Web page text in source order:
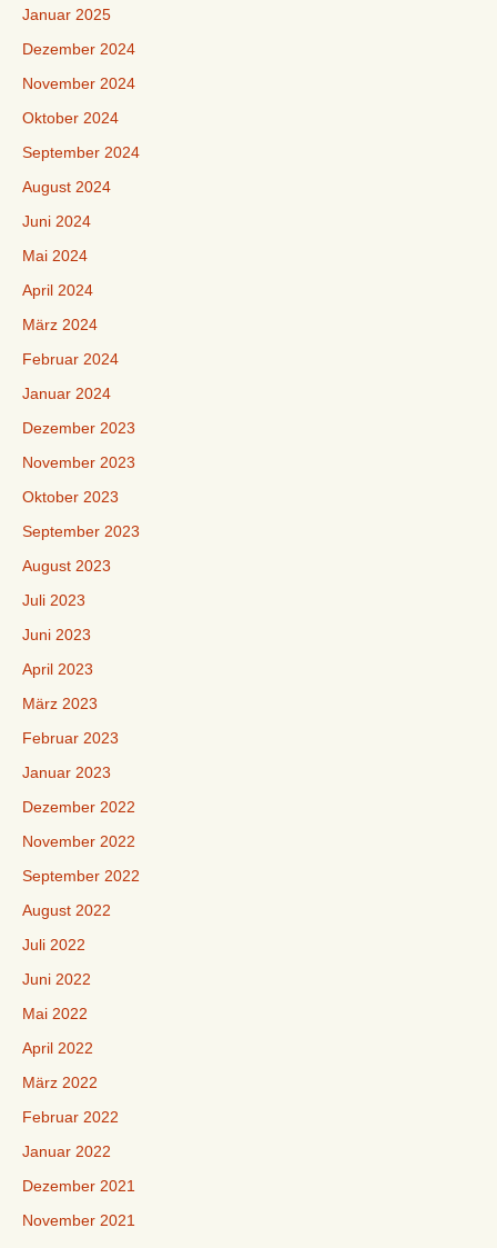
Januar 2025
Dezember 2024
November 2024
Oktober 2024
September 2024
August 2024
Juni 2024
Mai 2024
April 2024
März 2024
Februar 2024
Januar 2024
Dezember 2023
November 2023
Oktober 2023
September 2023
August 2023
Juli 2023
Juni 2023
April 2023
März 2023
Februar 2023
Januar 2023
Dezember 2022
November 2022
September 2022
August 2022
Juli 2022
Juni 2022
Mai 2022
April 2022
März 2022
Februar 2022
Januar 2022
Dezember 2021
November 2021